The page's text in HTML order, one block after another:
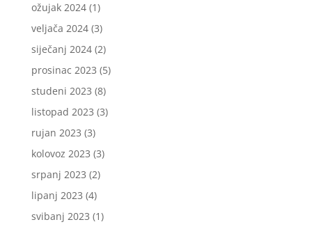
ožujak 2024(1)
veljača 2024(3)
siječanj 2024(2)
prosinac 2023 (5)
studeni 2023 (8)
listopad 2023 (3)
rujan 2023 (3)
kolovoz 2023 (3)
srpanj 2023 (2)
lipanj 2023 (4)
svibanj 2023 (1)